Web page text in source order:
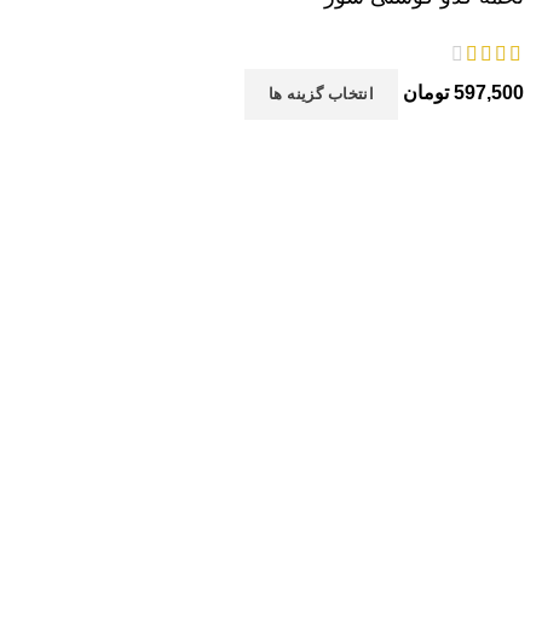
597,500 تومان انتخاب گزینه ها